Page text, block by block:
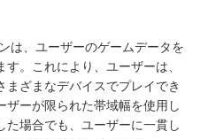
は、ユーザーのゲームデータを
。これにより、ユーザーは、
ざまなデバイスでプレイでき
ザーが限られた帯域幅を使用し
た場合でも、ユーザーに一貫し